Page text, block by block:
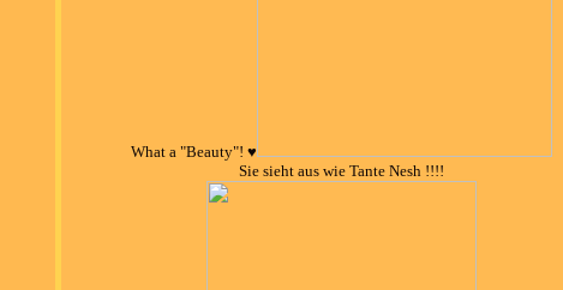
What a "Beauty"! ♥
Sie sieht aus wie Tante Nesh !!!!